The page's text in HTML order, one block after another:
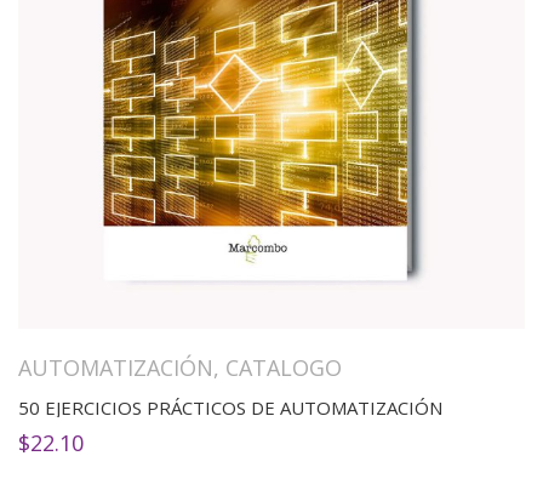
AUTOMATIZACIÓN, CATALOGO
50 EJERCICIOS PRÁCTICOS DE AUTOMATIZACIÓN
$22.10